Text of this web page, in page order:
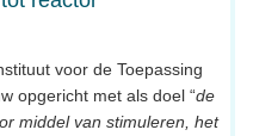
voor de Toepassing
opgericht met als doel “de
middel van stimuleren, het